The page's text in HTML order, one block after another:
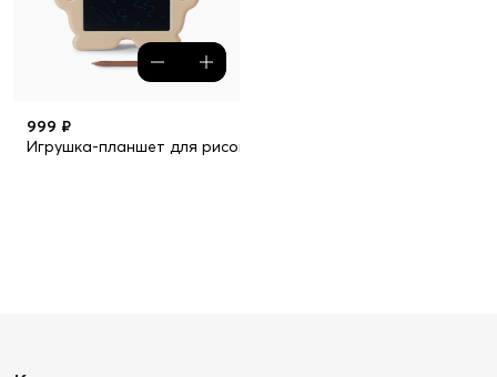
999 ₽
Игрушка-планшет для рисования BIRDPAD